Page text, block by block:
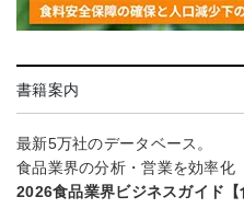
書籍案内
最新5万社のデータベース。
食品業界の分析・営業を効率化
2026食品業界ビジネスガイド【